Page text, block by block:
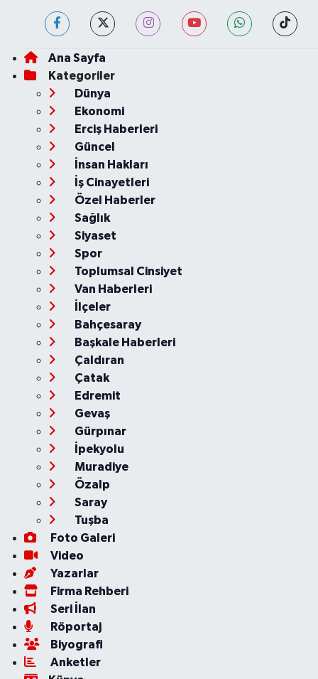
Ana Sayfa
Kategoriler
Dünya
Ekonomi
Erciş Haberleri
Güncel
İnsan Hakları
İş Cinayetleri
Özel Haberler
Sağlık
Siyaset
Spor
Toplumsal Cinsiyet
Van Haberleri
İlçeler
Bahçesaray
Başkale Haberleri
Çaldıran
Çatak
Edremit
Gevaş
Gürpınar
İpekyolu
Muradiye
Özalp
Saray
Tuşba
Foto Galeri
Video
Yazarlar
Firma Rehberi
Seri İlan
Röportaj
Biyografi
Anketler